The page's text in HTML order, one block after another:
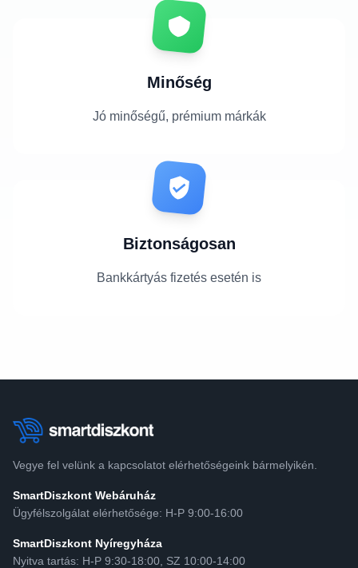
Minőség
Jó minőségű, prémium márkák
Biztonságosan
Bankkártyás fizetés esetén is
Vegye fel velünk a kapcsolatot elérhetőségeink bármelyikén.
SmartDiszkont Webáruház
Ügyfélszolgálat elérhetősége: H-P 9:00-16:00
SmartDiszkont Nyíregyháza
Nyitva tartás: H-P 9:30-18:00, SZ 10:00-14:00